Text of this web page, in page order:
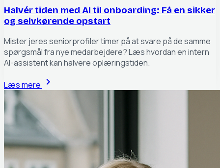
Halvér tiden med AI til onboarding: Få en sikker
og selvkørende opstart
Mister jeres seniorprofiler timer på at svare på de samme
spørgsmål fra nye medarbejdere? Læs hvordan en intern
AI-assistent kan halvere oplæringstiden.
Læs mere chevron_right